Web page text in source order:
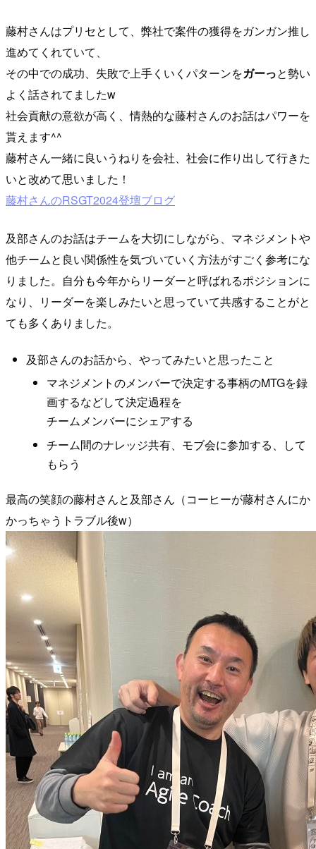
藤村さんはプリセとして、弊社で案件の獲得をガンガン推し
進めてくれていて、
その中での成功、失敗で上手くいくパターンをガーっと勢い
よく話されてましたw
社会貢献の意欲が高く、情熱的な藤村さんのお話はパワーを
貰えます^^
藤村さん一緒に良いうねりを会社、社会に作り出して行きた
いと改めて思いました！
藤村さんのRSGT2024登壇ブログ
及部さんのお話はチームを大切にしながら、マネジメントや
他チームと良い関係性を気づいていく方法がすごく参考にな
りました。自分も今年からリーダーと呼ばれるポジションに
なり、リーダーを楽しみたいと思っていて共感することがと
ても多くありました。
及部さんのお話から、やってみたいと思ったこと
マネジメントのメンバーで決定する事柄のMTGを録
画するなどして決定過程を
チームメンバーにシェアする
チーム間のナレッジ共有、モブ会に参加する、して
もらう
最高の笑顔の藤村さんと及部さん（コーヒーが藤村さんにか
かっちゃうトラブル後w）